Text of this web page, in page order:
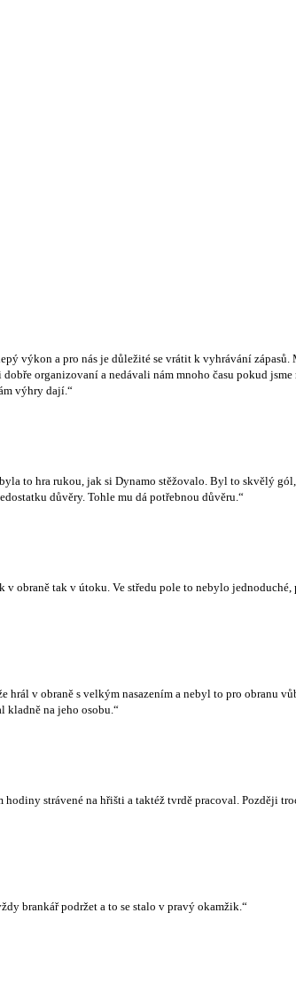
výkon a pro nás je důležité se vrátit k vyhrávání
organizovaní a nedávali nám mnoho času pokud
výhry dají.“
to hra rukou, jak si Dynamo stěžovalo. Byl to skvělý
důvěry. Tohle mu dá potřebnou důvěru.“
obraně tak v útoku. Ve středu pole to nebylo
hrál v obraně s velkým nasazením a nebyl to pro obranu
kladně na jeho osobu.“
hodiny strávené na hřišti a taktéž tvrdě pracoval.
brankář podržet a to se stalo v pravý okamžik.“